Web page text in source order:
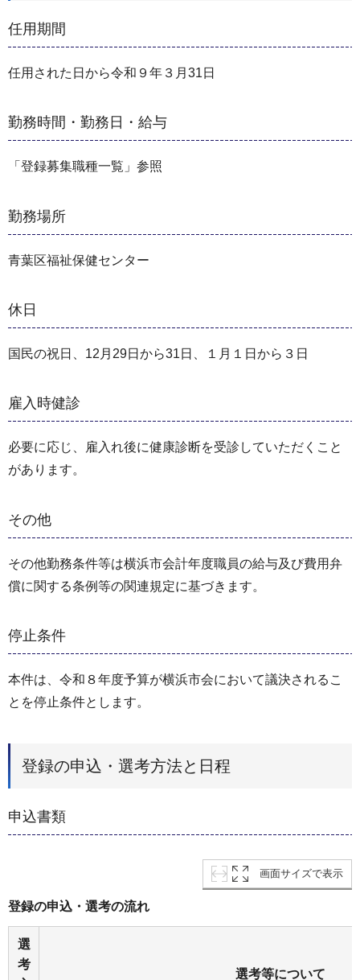
任用期間
任用された日から令和９年３月31日
勤務時間・勤務日・給与
「登録募集職種一覧」参照
勤務場所
青葉区福祉保健センター
休日
国民の祝日、12月29日から31日、１月１日から３日
雇入時健診
必要に応じ、雇入れ後に健康診断を受診していただくこと
があります。
その他
その他勤務条件等は横浜市会計年度職員の給与及び費用弁
償に関する条例等の関連規定に基づきます。
停止条件
本件は、令和８年度予算が横浜市会において議決されるこ
とを停止条件とします。
登録の申込・選考方法と日程
申込書類
画面サイズで表示
登録の申込・選考の流れ
選
考
選考等について